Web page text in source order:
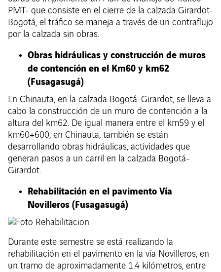
PMT- que consiste en el cierre de la calzada Girardot-
Bogotá, el tráfico se maneja a través de un contraflujo
por la calzada sin obras.
Obras hidráulicas y construcción de muros
de contención en el Km60 y km62
(Fusagasugá)
En Chinauta, en la calzada Bogotá-Girardot, se lleva a
cabo la construcción de un muro de contención a la
altura del km62. De igual manera entre el km59 y el
km60+600, en Chinauta, también se están
desarrollando obras hidráulicas, actividades que
generan pasos a un carril en la calzada Bogotá-
Girardot.
Rehabilitación en el pavimento Vía
Novilleros (Fusagasugá)
Durante este semestre se está realizando la
rehabilitación en el pavimento en la vía Novilleros, en
un tramo de aproximadamente 1.4 kilómetros, entre